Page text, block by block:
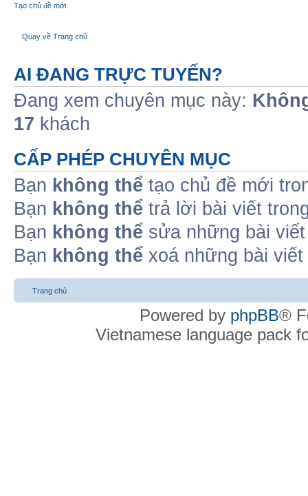
Tạo chủ đề mới
Quay về Trang chủ
AI ĐANG TRỰC TUYẾN?
Đang xem chuyên mục này:
17 khách
CẤP PHÉP CHUYÊN MỤC
Bạn không thể tạo chủ đề mới
Bạn không thể trả lời bài viết
Bạn không thể sửa những bài
Bạn không thể xoá những bài
Trang chủ
Powered by phpBB®
Vietnamese language pack